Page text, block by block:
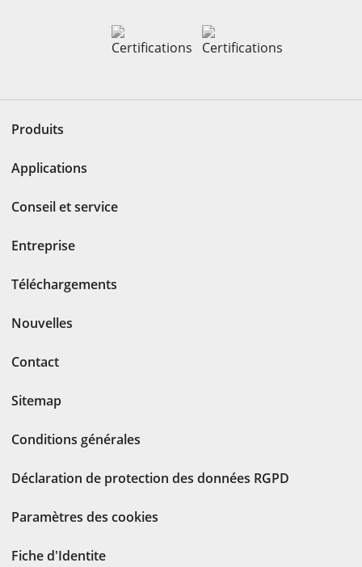
Produits
Applications
Conseil et service
Entreprise
Téléchargements
Nouvelles
Contact
Sitemap
Conditions générales
Déclaration de protection des données RGPD
Paramètres des cookies
Fiche d'Identite